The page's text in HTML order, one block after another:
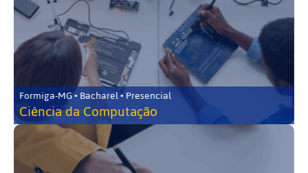
Formiga-MG • Bacharel • Presencial
Ciência da Computação